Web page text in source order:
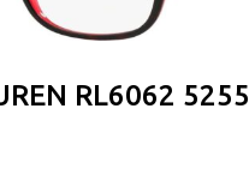
RL6062 5255